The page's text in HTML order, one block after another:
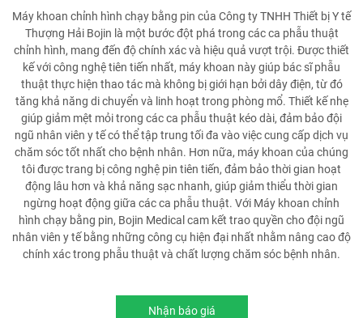
Máy khoan chỉnh hình chạy bằng pin của Công ty TNHH Thiết bị Y tế
Thượng Hải Bojin là một bước đột phá trong các ca phẫu thuật
chỉnh hình, mang đến độ chính xác và hiệu quả vượt trội. Được thiết
kế với công nghệ tiên tiến nhất, máy khoan này giúp bác sĩ phẫu
thuật thực hiện thao tác mà không bị giới hạn bởi dây điện, từ đó
tăng khả năng di chuyển và linh hoạt trong phòng mổ. Thiết kế nhẹ
giúp giảm mệt mỏi trong các ca phẫu thuật kéo dài, đảm bảo đội
ngũ nhân viên y tế có thể tập trung tối đa vào việc cung cấp dịch vụ
chăm sóc tốt nhất cho bệnh nhân. Hơn nữa, máy khoan của chúng
tôi được trang bị công nghệ pin tiên tiến, đảm bảo thời gian hoạt
động lâu hơn và khả năng sạc nhanh, giúp giảm thiểu thời gian
ngừng hoạt động giữa các ca phẫu thuật. Với Máy khoan chỉnh
hình chạy bằng pin, Bojin Medical cam kết trao quyền cho đội ngũ
nhân viên y tế bằng những công cụ hiện đại nhất nhằm nâng cao độ
chính xác trong phẫu thuật và chất lượng chăm sóc bệnh nhân.
Nhận báo giá